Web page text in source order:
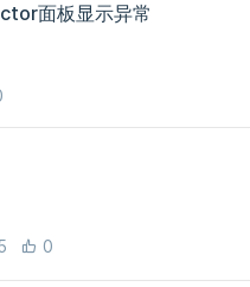
面板显示异常
0